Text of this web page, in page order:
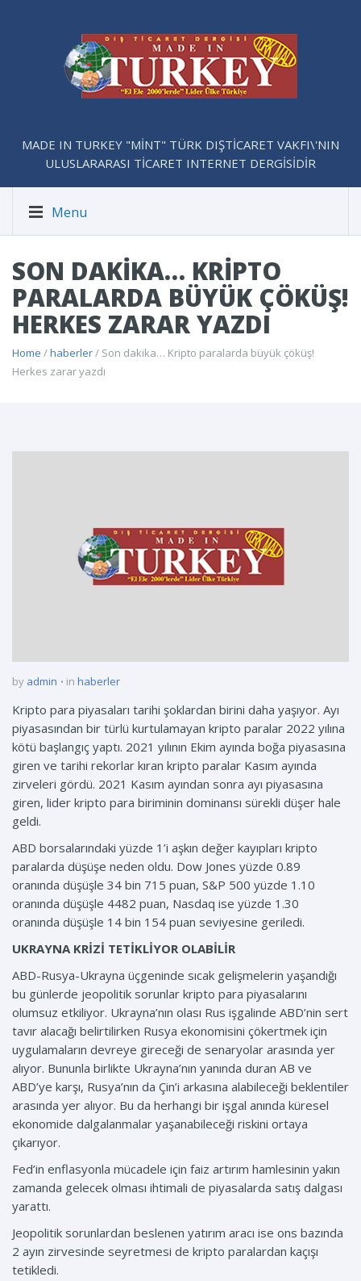
MADE IN TURKEY "MİNT" TÜRK DIŞTİCARET VAKFI\'NIN
ULUSLARARASI TİCARET INTERNET DERGİSİDİR
Menu
SON DAKIKA… KRIPTO
PARALARDA BÜYÜK ÇÖKÜŞ!
HERKES ZARAR YAZDI
Home /haberler/ Son dakika… Kripto paralarda büyük çöküş!
Herkes zarar yazdı
by admin in haberler
Kripto para piyasaları tarihi şoklardan birini daha yaşıyor. Ayı
piyasasından bir türlü kurtulamayan kripto paralar 2022 yılına
kötü başlangıç yaptı. 2021 yılının Ekim ayında boğa piyasasına
giren ve tarihi rekorlar kıran kripto paralar Kasım ayında
zirveleri gördü. 2021 Kasım ayından sonra ayı piyasasına
giren, lider kripto para biriminin dominansı sürekli düşer hale
geldi.
ABD borsalarındaki yüzde 1’i aşkın değer kayıpları kripto
paralarda düşüşe neden oldu. Dow Jones yüzde 0.89
oranında düşüşle 34 bin 715 puan, S&P 500 yüzde 1.10
oranında düşüşle 4482 puan, Nasdaq ise yüzde 1.30
oranında düşüşle 14 bin 154 puan seviyesine geriledi.
UKRAYNA KRİZİ TETİKLİYOR OLABİLİR
ABD-Rusya-Ukrayna üçgeninde sıcak gelişmelerin yaşandığı
bu günlerde jeopolitik sorunlar kripto para piyasalarını
olumsuz etkiliyor. Ukrayna’nın olası Rus işgalinde ABD’nin sert
tavır alacağı belirtilirken Rusya ekonomisini çökertmek için
uygulamaların devreye gireceği de senaryolar arasında yer
alıyor. Bununla birlikte Ukrayna’nın yanında duran AB ve
ABD’ye karşı, Rusya’nın da Çin’i arkasına alabileceği beklentiler
arasında yer alıyor. Bu da herhangi bir işgal anında küresel
ekonomide dalgalanmalar yaşanabileceği riskini ortaya
çıkarıyor.
Fed’in enflasyonla mücadele için faiz artırım hamlesinin yakın
zamanda gelecek olması ihtimali de piyasalarda satış dalgası
yarattı.
Jeopolitik sorunlardan beslenen yatırım aracı ise ons bazında
2 ayın zirvesinde seyretmesi de kripto paralardan kaçışı
tetikledi.